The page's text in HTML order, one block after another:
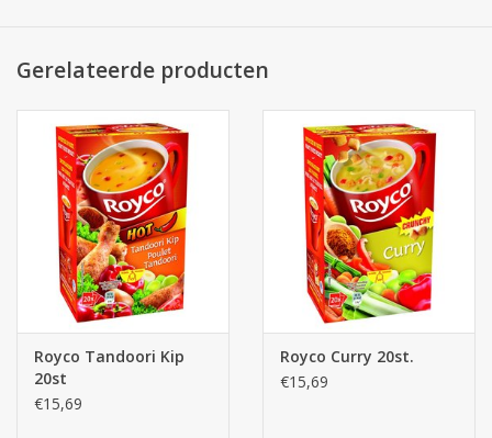
Gerelateerde producten
Royco Tandoori Kip
20st
€15,69
Royco Curry 20st.
€15,69